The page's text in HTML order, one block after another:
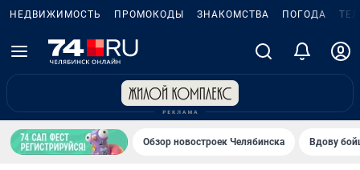
НЕДВИЖИМОСТЬ ПРОМОКОДЫ ЗНАКОМСТВА ПОГОДА
Обзор новостроек Челябинска Вдову